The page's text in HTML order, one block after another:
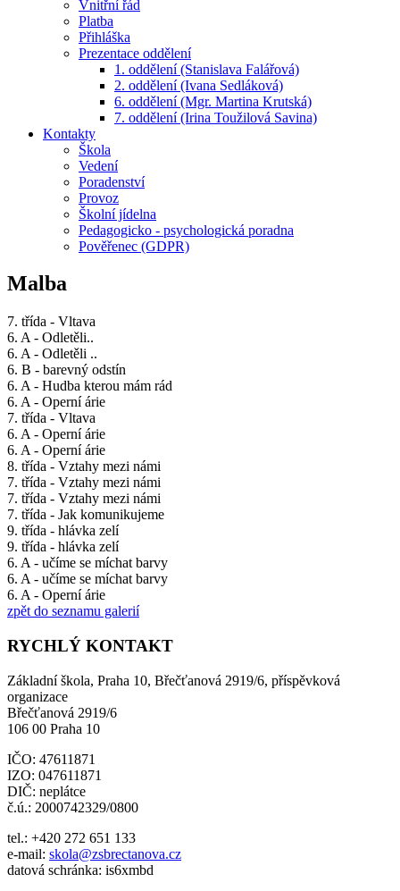
Vnitřní řád
Platba
Přihláška
Prezentace oddělení
1. oddělení (Stanislava Falářová)
2. oddělení (Ivana Sedláková)
6. oddělení (Mgr. Martina Krutská)
7. oddělení (Irina Toužilová Savina)
Kontakty
Škola
Vedení
Poradenství
Provoz
Školní jídelna
Pedagogicko - psychologická poradna
Pověřenec (GDPR)
Malba
7. třída - Vltava
6. A - Odletěli..
6. A - Odletěli ..
6. B - barevný odstín
6. A - Hudba kterou mám rád
6. A - Operní árie
7. třída - Vltava
6. A - Operní árie
6. A - Operní árie
8. třída - Vztahy mezi námi
7. třída - Vztahy mezi námi
7. třída - Vztahy mezi námi
7. třída - Jak komunikujeme
9. třída - hlávka zelí
9. třída - hlávka zelí
6. A - učíme se míchat barvy
6. A - učíme se míchat barvy
6. A - Operní árie
zpět do seznamu galerií
RYCHLÝ KONTAKT
Základní škola, Praha 10, Břečťanová 2919/6, příspěvková
organizace
Břečťanová 2919/6
106 00 Praha 10
IČO: 47611871
IZO: 047611871
DIČ: neplátce
č.ú.: 2000742329/0800
tel.: +420 272 651 133
e-mail: skola@zsbrectanova.cz
datová schránka: is6xmbd